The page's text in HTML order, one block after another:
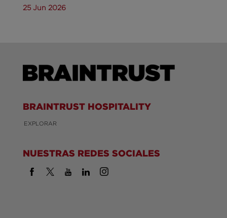
25 Jun 2026
BRAINTRUST HOSPITALITY
EXPLORAR
NUESTRAS REDES SOCIALES